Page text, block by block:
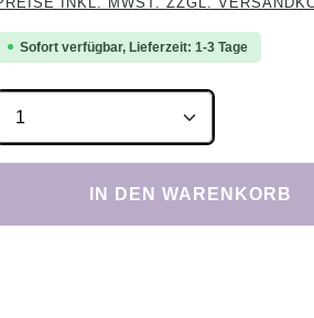
Sofort verfügbar, Lieferzeit: 1-3 Tage
Anzahl: Gib den
IN DEN WARENKORB